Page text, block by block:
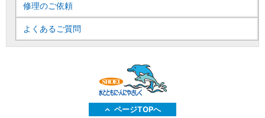
修理のご依頼
よくあるご質問
ページTOPへ